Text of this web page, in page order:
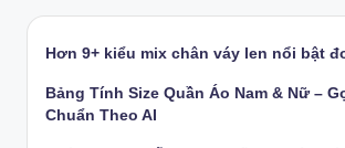
Hơn 9+ kiểu mix chân váy len nổi bật
Bảng Tính Size Quần Áo Nam & Nữ –
Chuẩn Theo AI